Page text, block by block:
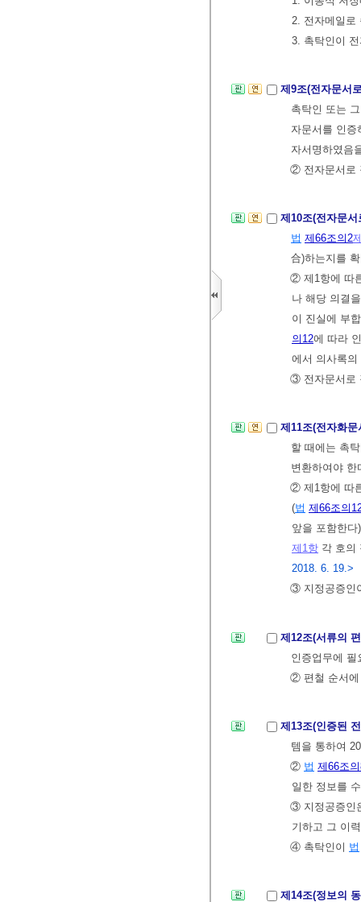
2. 전자메일로
3. 촉탁인이
제9조(전자문서
촉탁인 또는
자문서를 인
자서명하였음
② 전자문서로
제10조(전자문
법 제66조의2
合)하는지를
② 제1항에 따
나 해당 의결
이 진실에 부
의12에 따라
에서 의사록
③ 전자문서로
제11조(전자화
할 때에는 촉
변환하여야 한
② 제1항에 따
(법 제66조의
앞을 포함한
제1항 각 호의
2018. 6. 19.>
③ 지정공증인
제12조(서류의
인증업무에
② 편철 순서
제13조(인증된
템을 통하여
② 법 제66조
일한 정보를
③ 지정공증인
기하고 그 이
④ 촉탁인이 법
제14조(정보의